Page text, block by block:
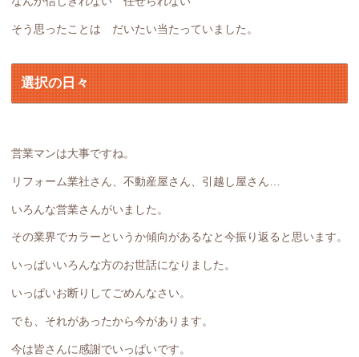
そう思ったことは だいたい当たっていました。
選択の日々
営業マンは大事ですね。
リフォーム業社さん、不動産屋さん、引越し屋さん…
いろんな営業さんがいました。
その業界でカラーというか傾向があるなと今振り返ると思います。
いっぱいいろんな方のお世話になりました。
いっぱいお断りしてごめんなさい。
でも、それがあったから今があります。
今は皆さんに感謝でいっぱいです。